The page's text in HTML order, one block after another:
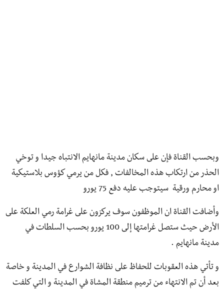
وبحسب القناة فإن على سكان مدينة مانهايم الانتباه جيدا و توخي
الحذر من ارتكاب هذه المخالفات , فكل من يرمي كؤوس بلاستيكية
او محارم ورقية سيتوجب عليه دفع 75 يورو
وأضافت القناة ان الموظفون سوف يركزون على غرامة رمي العلكة على
الأرض حيث ستصل غرامتها إلى 100 يورو بحسب السلطات في
مدينة مانهايم .
و تأتي هذه العقوبات للحفاظ على نظافة الشوارع في المدينة و خاصة
بعد أن تم الانتهاء من ترميم منطقة المشاة في المدينة و التي كلفت